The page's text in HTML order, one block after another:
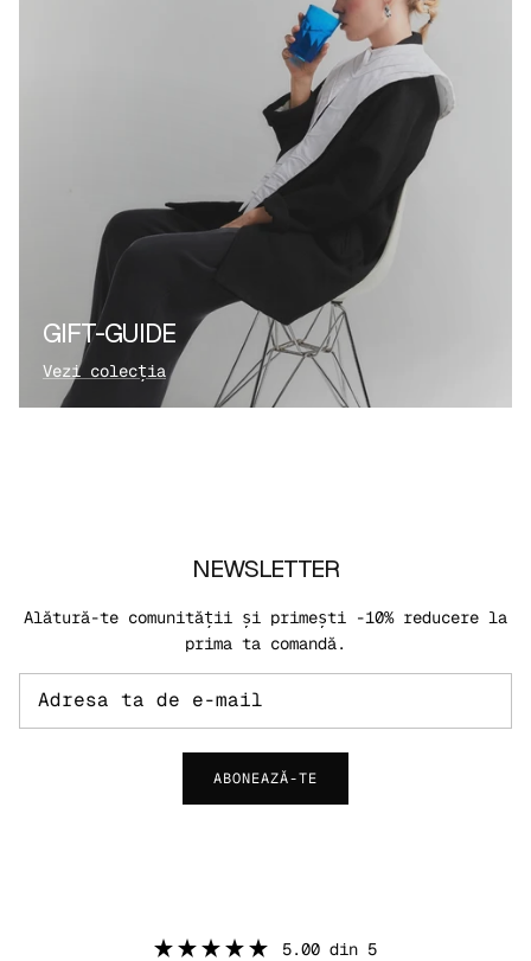
GIFT-GUIDE
Vezi colecția
NEWSLETTER
Alătură-te comunității și primești -10% reducere la
prima ta comandă.
ABONEAZĂ-TE
5.00 din 5